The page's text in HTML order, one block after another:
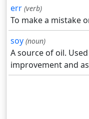
err (verb)
To make a mistake
soy (noun)
A source of oil.
improvement and